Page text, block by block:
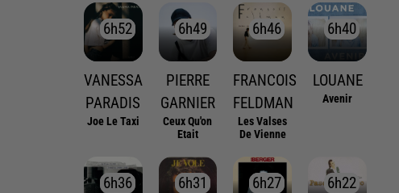
6h52
6h52
VANESSA
PARADIS
Joe Le Taxi
6h49
6h49
PIERRE
GARNIER
Ceux Qu'on
Etait
6h46
6h46
FRANCOIS
FELDMAN
Les Valses
De Vienne
6h40
6h40
LOUANE
Avenir
6h36
6h36 6h31
6h31 6h27
6h27 6h22
6h22